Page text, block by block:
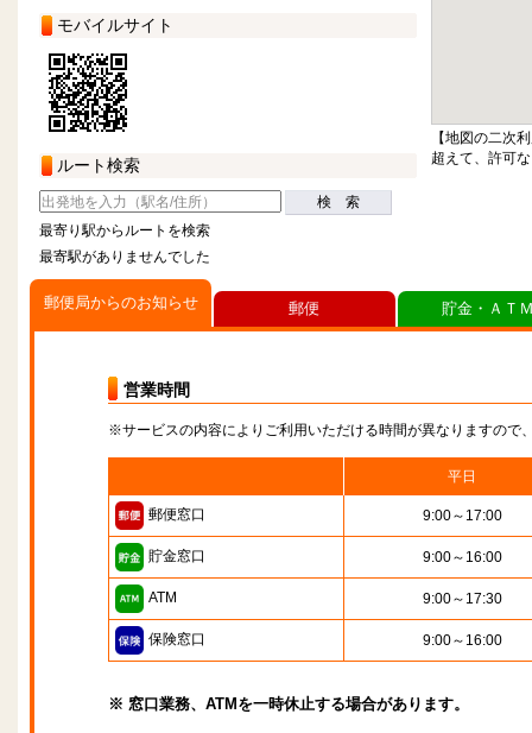
モバイルサイト
ルート検索
検 索
最寄り駅からルートを検索
最寄駅がありませんでした
【地図の二次
超えて、許可
郵便局からのお知らせ
営業時間
※サービスの内容によりご利用いただける時間が異なりますので
平日
郵便窓口 9:00～17:00
貯金窓口 9:00～16:00
ATM 9:00～17:30
保険窓口 9:00～16:00
※ 窓口業務、ATMを一時休止する場合があります。
郵便 貯金・ＡＴ